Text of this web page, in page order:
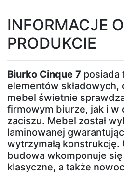
L
Łóżka
dziecięce
Łóżka
tapicerowane
Łóżka
INFORMACJE O
PRODUKCIE
Biurko Cinque 7 posiada
elementów składowych,
mebel świetnie
firmowym biurze, jak i w
zaciszu. Mebel został
laminowanej
wytrzymałą konstrukcję.
budowa wkomponuje
klasyczne, a także